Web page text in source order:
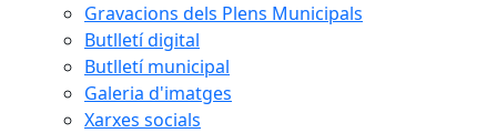
Gravacions dels Plens Municipals
Butlletí digital
Butlletí municipal
Galeria d'imatges
Xarxes socials